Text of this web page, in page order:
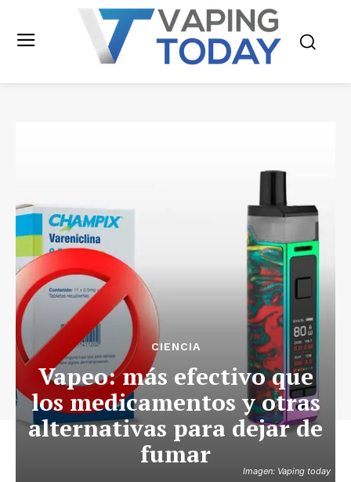
Imagen: Vaping today
CIENCIA
Vapeo: más efectivo que
los medicamentos y otras
alternativas para dejar de
fumar